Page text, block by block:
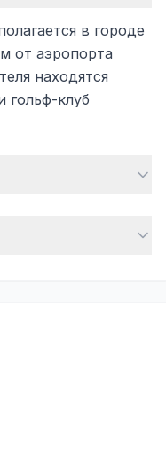
в городе
от аэропорта
находятся
гольф-клуб